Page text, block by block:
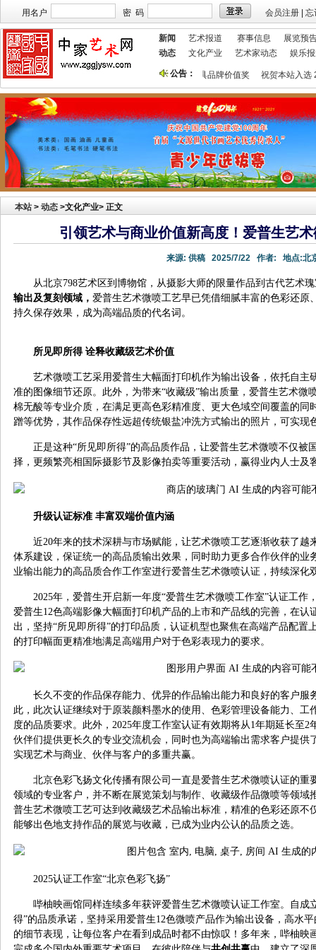
用名户 密 码 会员注册 忘
新闻 艺术报道 赛事信息
展览预
动态
文化产业 艺术家动态 娱乐
公告：
迎艺术家宣传投放！ 祝贺本站获艺术行业最具品牌价值奖 祝贺本站入选
本站 > 动态 >文化产业> 正文
引领艺术与商业价值新高度！爱普生艺
来源: 供稿 2025/7/22作者: 地点:北
从北京798艺术区到博物馆，从摄影大师的限量作品到古代艺术
输出及复刻领域， 爱普生艺术微喷工艺早已凭借细腻丰富的色彩还原
持久保存效果，成为高端品质的代名词。
所见即所得 诠释收藏级艺术价值
艺术微喷工艺采用爱普生大幅面打印机作为输出设备，依托自主
准的图像细节还原。此外，为带来“收藏级”输出质量，爱普生艺术微
棉无酸等专业介质，在满足更高色彩精准度、更大色域空间覆盖的同
蹭等优势，其作品保存性远超传统银盐冲洗方式输出的照片，可实现
正是这种“所见即所得”的高品质作品，让爱普生艺术微喷不仅被
择，更频繁亮相国际摄影节及影像拍卖等重要活动，赢得业内人士及
升级认证标准 丰富双端价值内涵
近20年来的技术深耕与市场赋能，让艺术微喷工艺逐渐收获了越
体系建设，保证统一的高品质输出效果，同时助力更多合作伙伴的业
业输出能力的高品质合作工作室进行爱普生艺术微喷认证，持续深化
2025年，爱普生开启新一年度“爱普生艺术微喷工作室”认证工作
爱普生12色高端影像大幅面打印机产品的上市和产品线的完善，在认
出，坚持“所见即所得”的打印品质，认证机型也聚焦在高端产品配置
的打印幅面更精准地满足高端用户对于色彩表现力的要求。
长久不变的作品保存能力、优异的作品输出能力和良好的客户服
此，此次认证继续对于原装颜料墨水的使用、色彩管理设备能力、工
度的品质要求。此外，2025年度工作室认证有效期将从1年期延长至
伙伴们提供更长久的专业交流机会，同时也为高端输出需求客户提供
实现艺术与商业、伙伴与客户的多重共赢。
北京色彩飞扬文化传播有限公司一直是爱普生艺术微喷认证的重
领域的专业客户，并不断在展览策划与制作、收藏级作品微喷等领域
普生艺术微喷工艺可达到收藏级艺术品输出标准，精准的色彩还原不
能够出色地支持作品的展览与收藏，已成为业内公认的品质之选。
2025认证工作室“北京色彩飞扬”
哔柚映画馆同样连续多年获评爱普生艺术微喷认证工作室。自成
得”的品质承诺，坚持采用爱普生12色微喷产品作为输出设备，高水
的细节表现，让每位客户在看到成品时都不由惊叹！多年来，哔柚映